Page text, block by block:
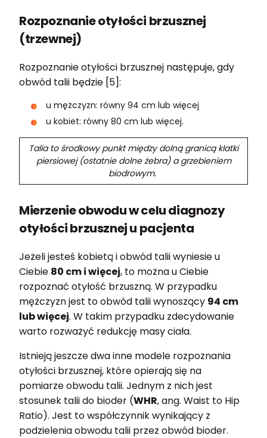
Rozpoznanie otyłości brzusznej
(trzewnej)
Rozpoznanie otyłości brzusznej następuje, gdy
obwód talii będzie [5]:
u mężczyzn: równy 94 cm lub więcej
u kobiet: równy 80 cm lub więcej.
Talia to środkowy punkt między dolną granicą klatki
piersiowej (ostatnie dolne żebra) a grzebieniem
biodrowym.
Mierzenie obwodu w celu diagnozy
otyłości brzusznej u pacjenta
Jeżeli jesteś kobietą i obwód talii wyniesie u
Ciebie 80 cm i więcej, to można u Ciebie
rozpoznać otyłość brzuszną. W przypadku
mężczyzn jest to obwód talii wynoszący 94 cm
lub więcej. W takim przypadku zdecydowanie
warto rozważyć redukcję masy ciała.
Istnieją jeszcze dwa inne modele rozpoznania
otyłości brzusznej, które opierają się na
pomiarze obwodu talii. Jednym z nich jest
stosunek talii do bioder (WHR, ang. Waist to Hip
Ratio). Jest to współczynnik wynikający z
podzielenia obwodu talii przez obwód bioder.